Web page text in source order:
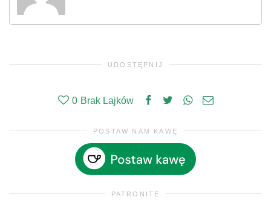
UDOSTĘPNIJ
0 Brak Lajków
POSTAW NAM KAWĘ
PATRONITE